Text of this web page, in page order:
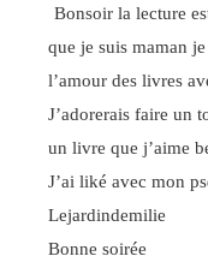
Bonsoir la lecture
que je suis maman
l’amour des livres
J’adorerais faire un
un livre que j’aime
J’ai liké avec mon
Lejardindemilie
Bonne soirée